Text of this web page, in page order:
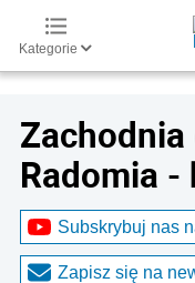
Kategorie
Radomia
Subskrybuj nas
Zapisz się na